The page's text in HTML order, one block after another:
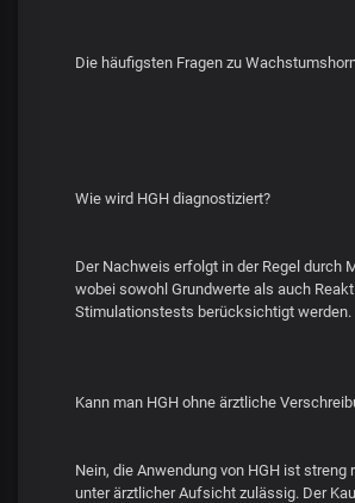
Die häufigsten Fragen zu
Wie wird HGH diagnostiziert?
Der Nachweis erfolgt in der Regel durch
wobei sowohl Grundwerte als auch
Stimulationstests berücksichtigt werden.
Kann man HGH ohne ärztliche
Nein, die Anwendung von HGH ist streng
unter ärztlicher Aufsicht zulässig. Der